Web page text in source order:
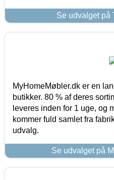
Se udvalget på
MyHomeMøbler.dk er en
butikker. 80 % af deres
leveres inden for 1 uge, og
kommer fuld samlet fra
udvalg.
Se udvalget på